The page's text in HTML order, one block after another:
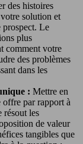
des histoires
solution et
prospect. Le
plus
comment votre
des problèmes
dans les
: Mettre en
offre par rapport à
résout les
de valeur
tangibles que